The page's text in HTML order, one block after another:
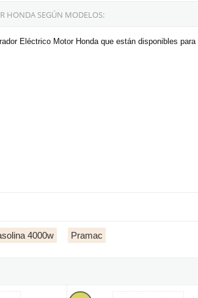
HONDA SEGÚN MODELOS:
Eléctrico Motor Honda que están disponibles
4000w Pramac
Eléctrico Monofásico Motor Honda
Pramac MES5000 - Generador